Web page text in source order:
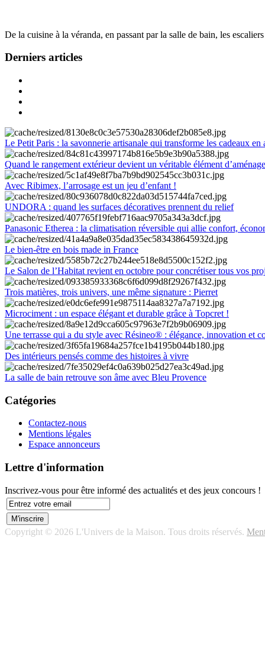
De la cuisine à la véranda, en passant par la salle de bain, les
Derniers articles
Le Petit Paris : la savonnerie artisanale qui transforme les cadeaux en
Quand le rangement extérieur devient un véritable élément
Avec Ribimex, l’arrosage est un jeu d’enfant !
UNDORA : quand les surfaces décoratives prennent du relief
Panasonic Etherea : la climatisation réversible qui allie confort,
Le bien-être en bois made in France
Le Salon de l’Habitat revient en octobre pour concrétiser tous vos
Trois matières, trois univers, une même signature : Pierret
Microciment : un espace élégant et durable grâce à Topcret !
Une terrasse qui a du style avec Résineo® : élégance, innovation et
Des intérieurs pensés comme des histoires à vivre
La salle de bain retrouve son âme avec Bleu Provence
Catégories
Contactez-nous
Mentions légales
Espace annonceurs
Lettre d'information
Inscrivez-vous pour être informé des actualités et des jeux concours !
Copyright © 2026 L'Univers de la Maison. Tous droits réservés.